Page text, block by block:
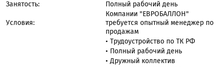
Занятость:
Полный рабочий день
Условия:
Компании "ЕВРОБАЛЛОН"
требуется опытный менеджер по
продажам
• Трудоустройство по ТК РФ
• Полный рабочий день
• Дружный коллектив